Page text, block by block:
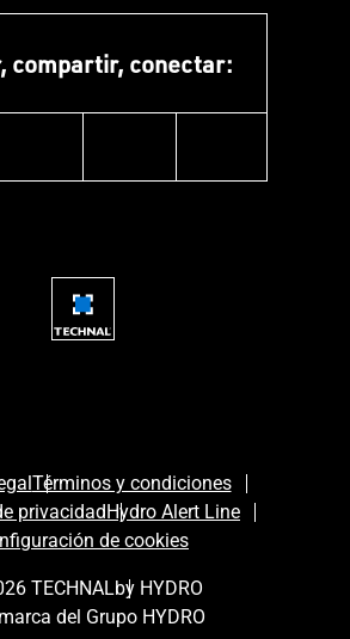
compartir, conectar:
Términos y condiciones
privacidadHydro Alert Line
de cookies
TECHNALby HYDRO
del Grupo HYDRO